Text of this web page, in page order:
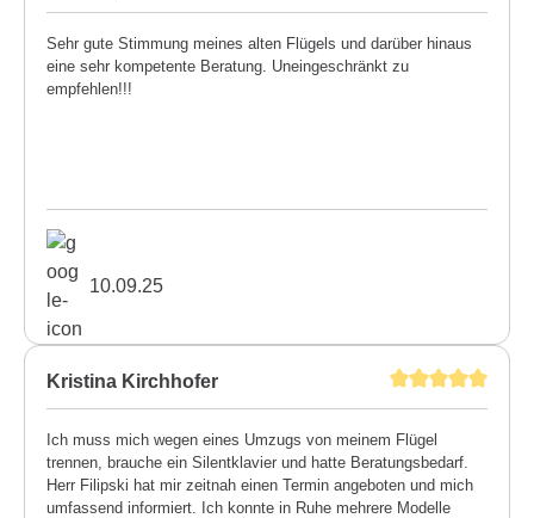
Sehr gute Stimmung meines alten Flügels und darüber hinaus
eine sehr kompetente Beratung. Uneingeschränkt zu
empfehlen!!!
10.09.25
Kristina Kirchhofer
Ich muss mich wegen eines Umzugs von meinem Flügel
trennen, brauche ein Silentklavier und hatte Beratungsbedarf.
Herr Filipski hat mir zeitnah einen Termin angeboten und mich
umfassend informiert. Ich konnte in Ruhe mehrere Modelle